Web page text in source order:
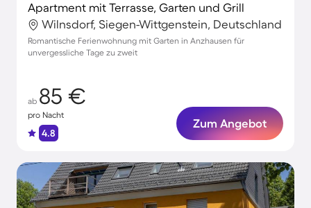
Apartment mit Terrasse, Garten und Grill
Wilnsdorf, Siegen-Wittgenstein, Deutschland
Romantische Ferienwohnung mit Garten in Anzhausen für
unvergessliche Tage zu zweit
ab 85 €
pro Nacht
4.8
Zum Angebot